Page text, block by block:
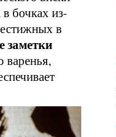
бочках из-
в
заметки
варенья,